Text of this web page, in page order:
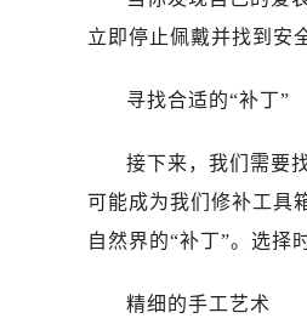
立即停止佩戴并找到安
寻找合适的“补丁”
接下来，我们需要
可能成为我们修补工具
自然界的“补丁”。选择
精细的手工艺术